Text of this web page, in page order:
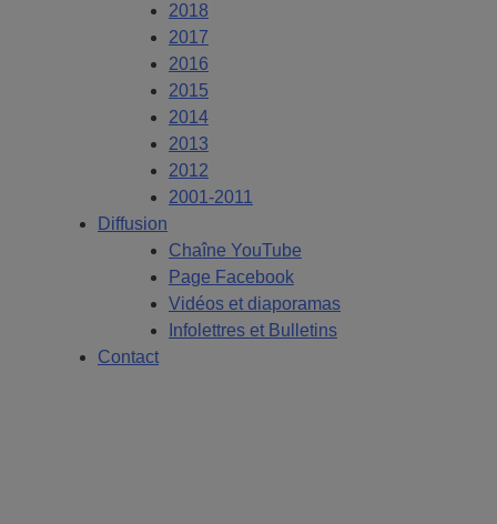
2018
2017
2016
2015
2014
2013
2012
2001-2011
Diffusion
Chaîne YouTube
Page Facebook
Vidéos et diaporamas
Infolettres et Bulletins
Contact